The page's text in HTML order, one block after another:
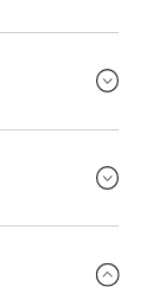
でおもてなし
。
アカラーを明る